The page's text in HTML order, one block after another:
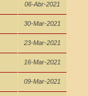
06-Abr-2021
30-Mar-2021
23-Mar-2021
16-Mar-2021
09-Mar-2021